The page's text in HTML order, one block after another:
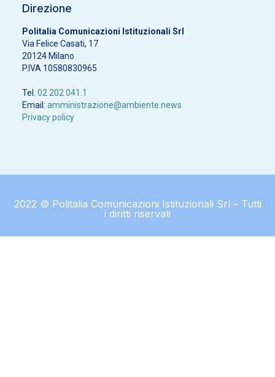
Direzione
Politalia Comunicazioni Istituzionali Srl
Via Felice Casati, 17
20124 Milano
P.IVA 10580830965
Tel. 02 202 041.1
Email: amministrazione@ambiente.news
Privacy policy
2022 © Politalia Comunicazioni Istituzionali Srl – Tutti
i diritti riservati